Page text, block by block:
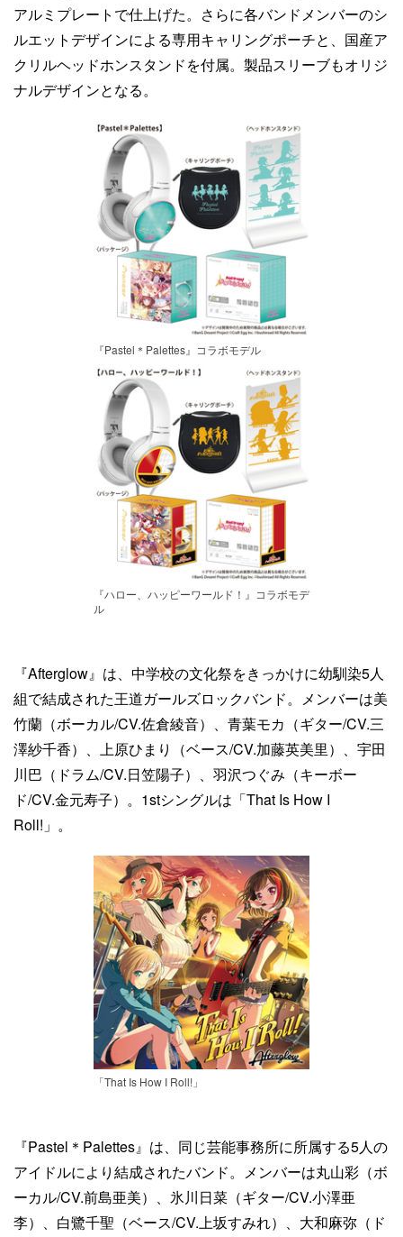
アルミプレートで仕上げた。さらに各バンドメンバーのシ
ルエットデザインによる専用キャリングポーチと、国産ア
クリルヘッドホンスタンドを付属。製品スリーブもオリジ
ナルデザインとなる。
『Pastel＊Palettes』コラボモデル
『ハロー、ハッピーワールド！』コラボモデ
ル
『Afterglow』は、中学校の文化祭をきっかけに幼馴染5人
組で結成された王道ガールズロックバンド。メンバーは美
竹蘭（ボーカル/CV.佐倉綾音）、青葉モカ（ギター/CV.三
澤紗千香）、上原ひまり（ベース/CV.加藤英美里）、宇田
川巴（ドラム/CV.日笠陽子）、羽沢つぐみ（キーボー
ド/CV.金元寿子）。1stシングルは「That Is How I
Roll!」。
「That Is How I Roll!」
『Pastel＊Palettes』は、同じ芸能事務所に所属する5人の
アイドルにより結成されたバンド。メンバーは丸山彩（ボ
ーカル/CV.前島亜美）、氷川日菜（ギター/CV.小澤亜
李）、白鷺千聖（ベース/CV.上坂すみれ）、大和麻弥（ド